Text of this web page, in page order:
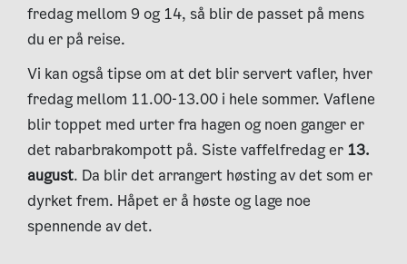
fredag mellom 9 og 14, så blir de passet på mens
du er på reise.
Vi kan også tipse om at det blir servert vafler, hver
fredag mellom 11.00-13.00 i hele sommer. Vaflene
blir toppet med urter fra hagen og noen ganger er
det rabarbrakompott på. Siste vaffelfredag er 13.
august. Da blir det arrangert høsting av det som er
dyrket frem. Håpet er å høste og lage noe
spennende av det.